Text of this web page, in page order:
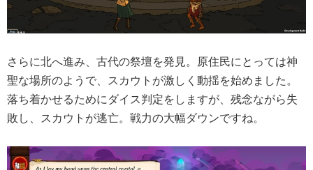
さらに北へ進み、古代の祭壇を発見。原住民にとっては神
聖な場所のようで、スカウトが激しく動揺を始めました。
落ち着かせるためにダイス判定をしますが、残念ながら失
敗し、スカウトが逃亡。戦力の大幅ダウンですね。